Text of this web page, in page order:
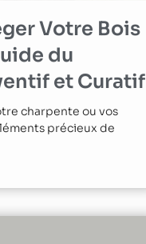
Votre Bois
du
et Curatif
charpente ou vos
précieux de